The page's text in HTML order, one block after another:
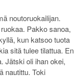
noutoruokailijan.
Pakko sanoa,
kun katsoo tuota
sitä tulee tilattua. En
Jätski oli ihan okei,
nautittu. Toki